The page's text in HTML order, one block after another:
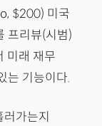
$200) 미국
프리뷰(시범)
미래 재무
는 기능이다.
가는지